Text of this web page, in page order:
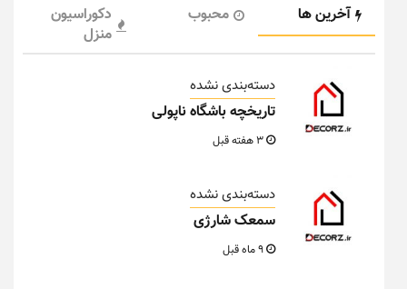
آخرین ها محبوب
دکوراسیون
منزل
دسته‌بندی نشده
تاریخچه باشگاه ناپولی
دسته‌بندی نشده
سمعک شارژی